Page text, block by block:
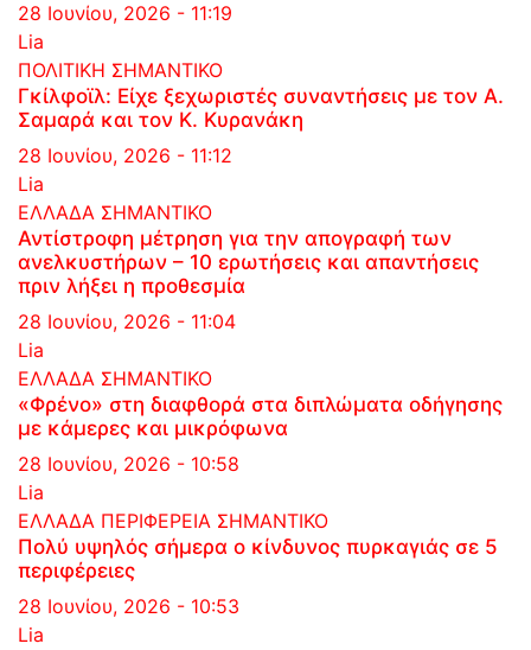
28 Ιουνίου, 2026 - 11:19
Lia
ΠΟΛΙΤΙΚΗ ΣΗΜΑΝΤΙΚΟ
Γκίλφοϊλ: Είχε ξεχωριστές συναντήσεις με τον Α.
Σαμαρά και τον Κ. Κυρανάκη
28 Ιουνίου, 2026 - 11:12
Lia
ΕΛΛΑΔΑ ΣΗΜΑΝΤΙΚΟ
Αντίστροφη μέτρηση για την απογραφή των
ανελκυστήρων – 10 ερωτήσεις και απαντήσεις
πριν λήξει η προθεσμία
28 Ιουνίου, 2026 - 11:04
Lia
ΕΛΛΑΔΑ ΣΗΜΑΝΤΙΚΟ
«Φρένο» στη διαφθορά στα διπλώματα οδήγησης
με κάμερες και μικρόφωνα
28 Ιουνίου, 2026 - 10:58
Lia
ΕΛΛΑΔΑ ΠΕΡΙΦΕΡΕΙΑ ΣΗΜΑΝΤΙΚΟ
Πολύ υψηλός σήμερα ο κίνδυνος πυρκαγιάς σε 5
περιφέρειες
28 Ιουνίου, 2026 - 10:53
Lia